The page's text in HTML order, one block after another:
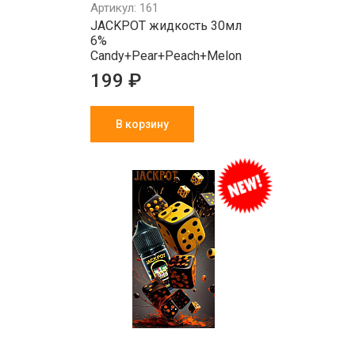
Артикул: 161
JACKPOT жидкость 30мл
6%
Candy+Pear+Peach+Melon
199 ₽
В корзину